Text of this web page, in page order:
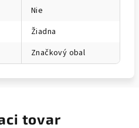
Nie
Žiadna
Značkový obal
tovar